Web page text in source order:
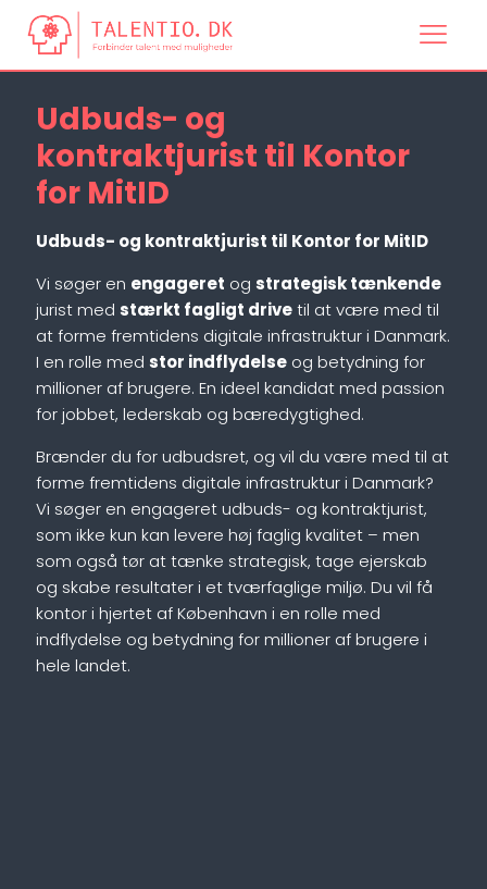
Udbuds- og
kontraktjurist til Kontor
for MitID
Udbuds- og kontraktjurist til Kontor for MitID
Vi søger en engageret og strategisk tænkende
jurist med stærkt fagligt drivetil at være med til
at forme fremtidens digitale infrastruktur i Danmark.
I en rolle med stor indflydelse og betydning for
millioner af brugere. En ideel kandidat med passion
for jobbet, lederskab og bæredygtighed.
Brænder du for udbudsret, og vil du være med til at
forme fremtidens digitale infrastruktur i Danmark?
Vi søger en engageret udbuds- og kontraktjurist,
som ikke kun kan levere høj faglig kvalitet – men
som også tør at tænke strategisk, tage ejerskab
og skabe resultater i et tværfaglige miljø. Du vil få
kontor i hjertet af København i en rolle med
indflydelse og betydning for millioner af brugere i
hele landet.